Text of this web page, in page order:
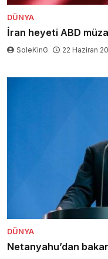
DÜNYA
İran heyeti ABD
SoleKinG 22 Haziran
DÜNYA
Netanyahu’dan